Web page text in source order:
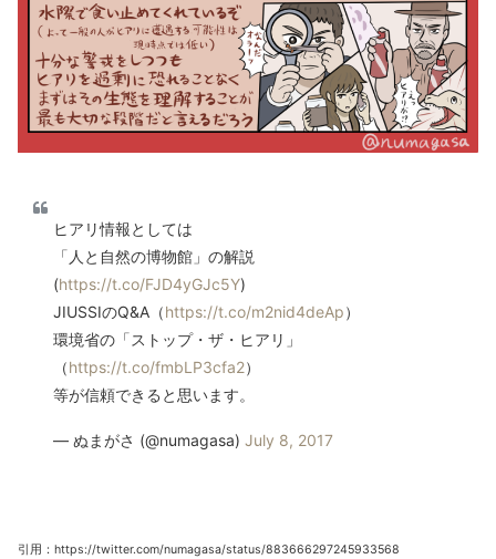
ヒアリ情報としては
「人と自然の博物館」の解説
(https://t.co/FJD4yGJc5Y)
JIUSSIのQ&A（https://t.co/m2nid4deAp）
環境省の「ストップ・ザ・ヒアリ」
（https://t.co/fmbLP3cfa2）
等が信頼できると思います。
— ぬまがさ (@numagasa) July 8, 2017
引用：https://twitter.com/numagasa/status/883666297245933568